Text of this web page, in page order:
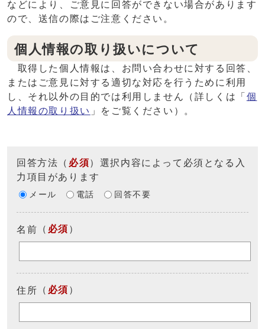
などにより、ご意見に回答ができない場合があります
ので、送信の際はご注意ください。
個人情報の取り扱いについて
取得した個人情報は、お問い合わせに対する回答、
またはご意見に対する適切な対応を行うために利用
し、それ以外の目的では利用しません（詳しくは「 個
人情報の取り扱い 」をご覧ください）。
回答方法 （ 必須）選択内容によって必須となる入
力項目があります
メール 電話 回答不要
名前 （ 必須 ）
住所 （ 必須 ）